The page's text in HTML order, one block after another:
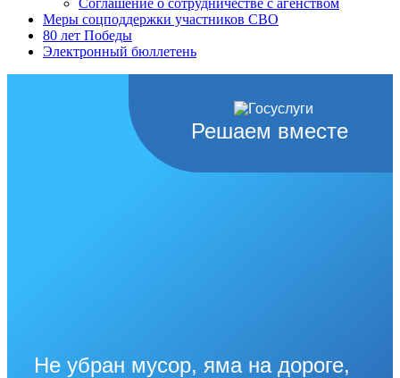
Соглашение о сотрудничестве с агенством
Меры соцподдержки участников СВО
80 лет Победы
Электронный бюллетень
Решаем вместе
Не убран мусор, яма на дороге,